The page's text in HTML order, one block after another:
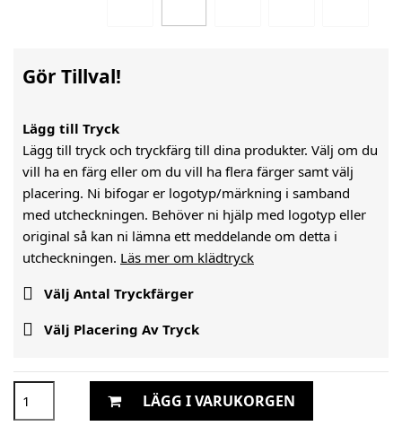
Gör Tillval!
Lägg till Tryck
Lägg till tryck och tryckfärg till dina produkter. Välj om du
vill ha en färg eller om du vill ha flera färger samt välj
placering. Ni bifogar er logotyp/märkning i samband
med utcheckningen. Behöver ni hjälp med logotyp eller
original så kan ni lämna ett meddelande om detta i
utcheckningen. Läs mer om klädtryck
 Välj Antal Tryckfärger
 Välj Placering Av Tryck
LÄGG I VARUKORGEN